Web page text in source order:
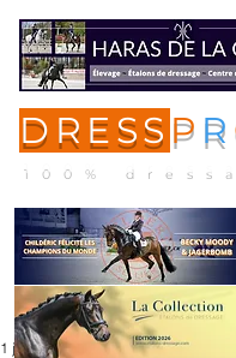
DRESS P R
100%
1 juil. 2020